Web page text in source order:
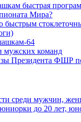
быстрая
Мира?
64
мужских команд
Президента ФШР
среди мужчин,
до 20 лет,